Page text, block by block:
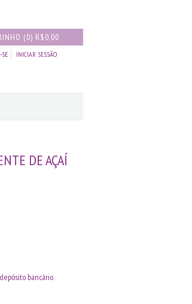
(0) R$0,00
SE INICIAR SESSÃO
DE AÇAÍ
bancário